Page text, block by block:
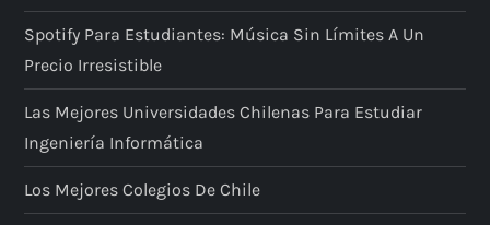
Spotify Para Estudiantes: Música Sin Límites A Un
Precio Irresistible
Las Mejores Universidades Chilenas Para Estudiar
Ingeniería Informática
Los Mejores Colegios De Chile